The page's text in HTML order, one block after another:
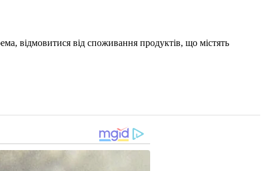
відмовитися від споживання продуктів, що містять